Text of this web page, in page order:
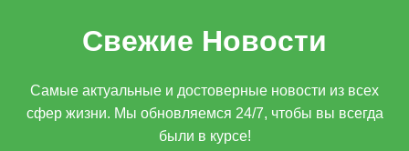
Свежие Новости
Самые актуальные и достоверные новости из всех
сфер жизни. Мы обновляемся 24/7, чтобы вы всегда
были в курсе!